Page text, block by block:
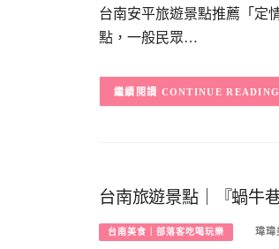
台南安平旅遊景點推薦「定
點，一般民眾…
CONTINUE READING
台南旅遊景點｜『蝸牛
台南美食｜部落客吃喝玩樂 瑋瑋